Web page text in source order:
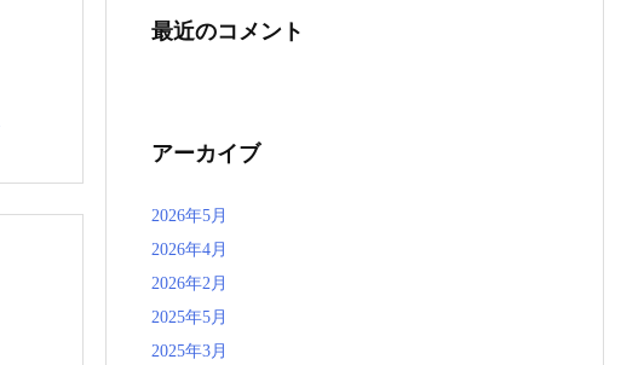
最近のコメント
アーカイブ
2026年5月
2026年4月
2026年2月
2025年5月
2025年3月